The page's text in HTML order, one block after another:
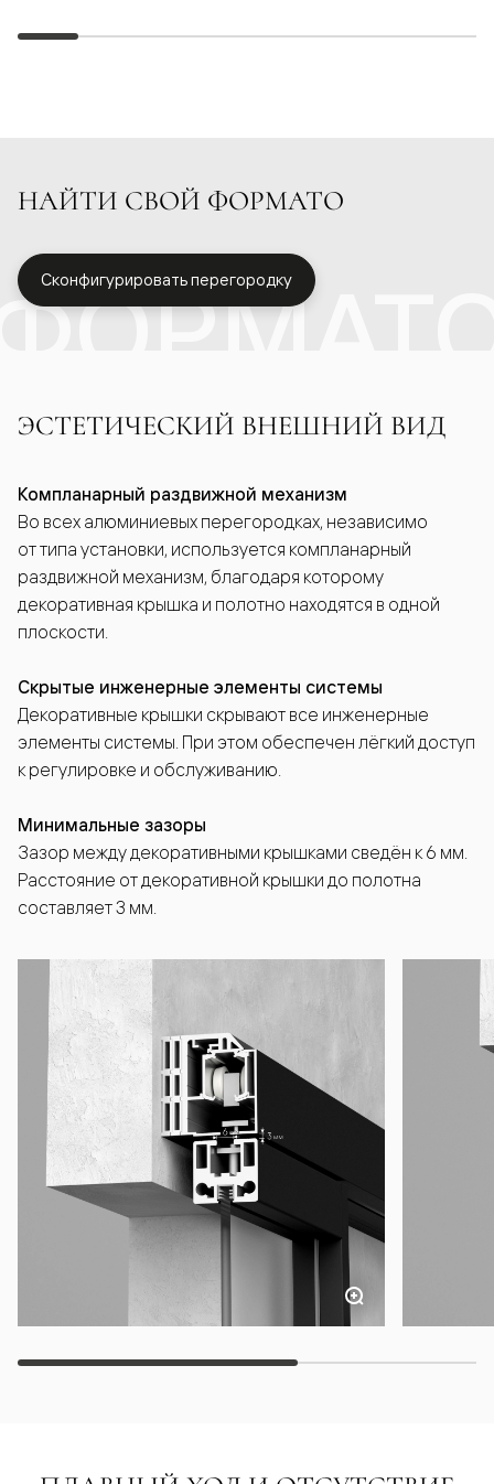
НАЙТИ СВОЙ ФОРМАТО
Сконфигурировать перегородку
ЭСТЕТИЧЕСКИЙ ВНЕШНИЙ ВИД
Компланарный раздвижной механизм
Во всех алюминиевых перегородках, независимо
от типа установки, используется компланарный
раздвижной механизм, благодаря которому
декоративная крышка и полотно находятся в одной
плоскости.
Скрытые инженерные элементы системы
Декоративные крышки скрывают все инженерные
элементы системы. При этом обеспечен лёгкий доступ
к регулировке и обслуживанию.
Минимальные зазоры
Зазор между декоративными крышками сведён к 6 мм.
Расстояние от декоративной крышки до полотна
составляет 3 мм.